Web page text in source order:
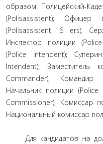
образом: Полицейский-
(Polisassistent);
(Polisassistent, 6 еrs);
Инспектор полиции
(Police Intendent);
Intendent); Заместитель
Commander); Командир
Начальник полиции
Commissioner); Комиссар
Национальный комиссар
Для кандидатов на